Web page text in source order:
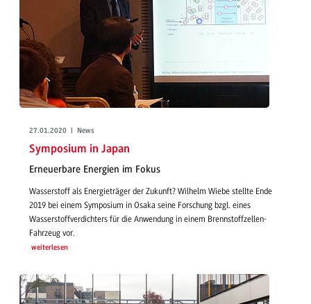
27.01.2020 | News
Symposium in Japan
Erneuerbare Energien im Fokus
Wasserstoff als Energieträger der Zukunft? Wilhelm Wiebe stellte Ende
2019 bei einem Symposium in Osaka seine Forschung bzgl. eines
Wasserstoffverdichters für die Anwendung in einem Brennstoffzellen-
Fahrzeug vor.
weiterlesen